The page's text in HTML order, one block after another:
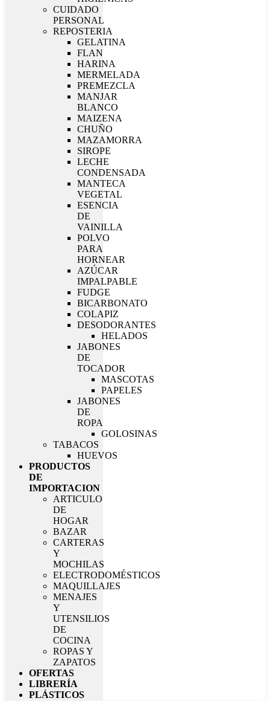
CUIDADO
PERSONAL
REPOSTERIA
GELATINA
FLAN
HARINA
MERMELADA
PREMEZCLA
MANJAR
BLANCO
MAIZENA
CHUÑO
MAZAMORRA
SIROPE
LECHE
CONDENSADA
MANTECA
VEGETAL
ESENCIA
DE
VAINILLA
POLVO
PARA
HORNEAR
AZÚCAR
IMPALPABLE
FUDGE
BICARBONATO
COLAPIZ
DESODORANTES
HELADOS
JABONES
DE
TOCADOR
MASCOTAS
PAPELES
JABONES
DE
ROPA
GOLOSINAS
TABACOS
HUEVOS
PRODUCTOS
DE
IMPORTACION
ARTICULO
DE
HOGAR
BAZAR
CARTERAS
Y
MOCHILAS
ELECTRODOMÉSTICOS
MAQUILLAJES
MENAJES
Y
UTENSILIOS
DE
COCINA
ROPAS Y
ZAPATOS
OFERTAS
LIBRERÍA
PLÁSTICOS